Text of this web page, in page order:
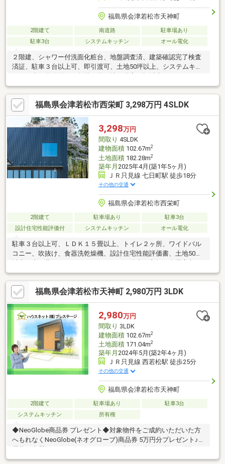
福島県会津若松市天神町
2階建て 南道路
駐車場あり
駐車3台
システムキッチン オール電化
２階建、シャワー付洗面化粧台、地盤調査済、建築確認完了検査
済証、駐車３台以上可、即引渡可、土地50坪以上、システムキッ
ングヒーター
福島県会津若松市西栄町 3,298万円 4SLDK
3,298万円
間取り 4SLDK
建物面積102.67m2
土地面積182.28m2
築年月 2025年4月(築1年5ヶ月)
ＪＲ只見線 七日町駅 徒歩18分
その他の交通
福島県会津若松市西栄町
2階建て 駐車場あり
駐車3台
設計住宅性能評価付
システムキッチン オール電化
駐車３台以上可、ＬＤＫ１５畳以上、トイレ２ヶ所、ワイドバル
コニー、吹抜け、食器洗乾燥機、設計住宅性能評価書、土地50坪
納、前道６ｍ以上、シャワー付洗面化粧台、対面式キッチン、浴
室１坪以上、２階建、複層ガラス、オートバス、温水洗浄便座、
床下収納、浴室に窓、ＴＶモニタ付インターホン、節水型トイ
レ、ウッドデッキ、ＩＨクッキングヒーター、全居室複層ガラス
か複層サッシ、オール電化
福島県会津若松市天神町 2,980万円 3LDK
2,980万円
間取り 3LDK
建物面積102.67m2
土地面積171.04m2
築年月 2024年5月(築2年4ヶ月)
ＪＲ只見線 西若松駅 徒歩25分
その他の交通
福島県会津若松市天神町
2階建て 駐車場あり
駐車3台
システムキッチン
所有権
◆NeoGlobe商品券 プレゼント◆対象物件をご成約いただいた方
へもれなくNeoGlobe(ネオグローブ)商品券 5万円分プレゼント♪お
スタッフまでお問い合わせください♪◆おススメPoint！◆・1階に